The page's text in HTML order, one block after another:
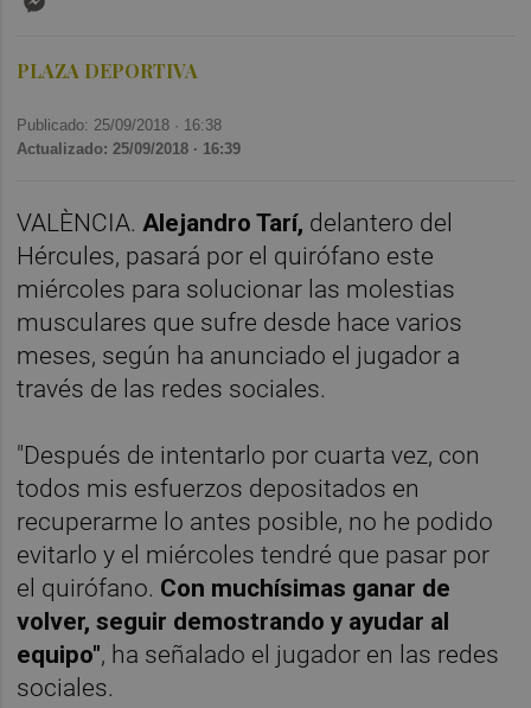
PLAZA DEPORTIVA
Publicado: 25/09/2018 · 16:38
Actualizado: 25/09/2018 · 16:39
VALÈNCIA. Alejandro Tarí, delantero del
Hércules, pasará por el quirófano este
miércoles para solucionar las molestias
musculares que sufre desde hace varios
meses, según ha anunciado el jugador a
través de las redes sociales.
"Después de intentarlo por cuarta vez, con
todos mis esfuerzos depositados en
recuperarme lo antes posible, no he podido
evitarlo y el miércoles tendré que pasar por
el quirófano. Con muchísimas ganar de
volver, seguir demostrando y ayudar al
equipo", ha señalado el jugador en las redes
sociales.